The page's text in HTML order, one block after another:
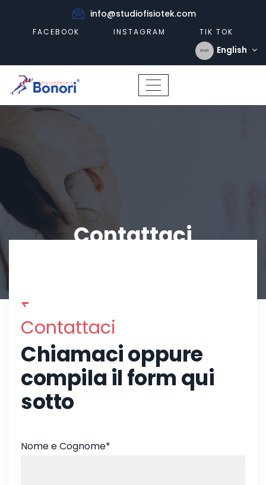
info@studiofisiotek.com
FACEBOOK INSTAGRAM TIK TOK
English
Contattaci
Contattaci
Chiamaci oppure
compila il form qui
sotto
Nome e Cognome*